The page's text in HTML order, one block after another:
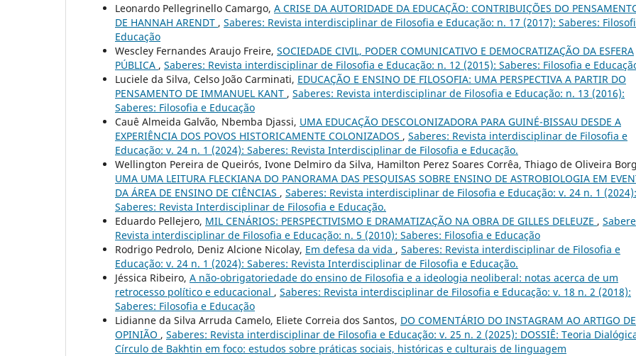
Leonardo Pellegrinello Camargo, A CRISE DA AUTORIDADE DA EDUCAÇÃO: CONTRIBUIÇÕES DO
DE HANNAH ARENDT , Saberes: Revista interdisciplinar de Filosofia e Educação: n. 17 (2017): Saberes:
Educação
Wescley Fernandes Araujo Freire, SOCIEDADE CIVIL, PODER COMUNICATIVO E DEMOCRATIZAÇÃO DA ESFERA
PÚBLICA , Saberes: Revista interdisciplinar de Filosofia e Educação: n. 12 (2015): Saberes: Filosofia e
Luciele da Silva, Celso João Carminati, EDUCAÇÃO E ENSINO DE FILOSOFIA: UMA PERSPECTIVA A PARTIR DO
PENSAMENTO DE IMMANUEL KANT , Saberes: Revista interdisciplinar de Filosofia e Educação: n. 13 (2016):
Saberes: Filosofia e Educação
Cauê Almeida Galvão, Nbemba Djassi, UMA EDUCAÇÃO DESCOLONIZADORA PARA GUINÉ-BISSAU DESDE A
EXPERIÊNCIA DOS POVOS HISTORICAMENTE COLONIZADOS , Saberes: Revista interdisciplinar de Filosofia e
Educação: v. 24 n. 1 (2024): Saberes: Revista Interdisciplinar de Filosofia e Educação.
Wellington Pereira de Queirós, Ivone Delmiro da Silva, Hamilton Perez Soares Corrêa, Thiago de Oliveira
UMA UMA LEITURA FLECKIANA DO PANORAMA DAS PESQUISAS SOBRE ENSINO DE ASTROBIOLOGIA EM
DA ÁREA DE ENSINO DE CIÊNCIAS , Saberes: Revista interdisciplinar de Filosofia e Educação: v. 24 n. 1 (2024):
Saberes: Revista Interdisciplinar de Filosofia e Educação.
Eduardo Pellejero, MIL CENÁRIOS: PERSPECTIVISMO E DRAMATIZAÇÃO NA OBRA DE GILLES DELEUZE ,
Revista interdisciplinar de Filosofia e Educação: n. 5 (2010): Saberes: Filosofia e Educação
Rodrigo Pedrolo, Deniz Alcione Nicolay, Em defesa da vida , Saberes: Revista interdisciplinar de Filosofia e
Educação: v. 24 n. 1 (2024): Saberes: Revista Interdisciplinar de Filosofia e Educação.
Jéssica Ribeiro, A não-obrigatoriedade do ensino de Filosofia e a ideologia neoliberal: notas acerca de um
retrocesso político e educacional , Saberes: Revista interdisciplinar de Filosofia e Educação: v. 18 n. 2 (2018):
Saberes: Filosofia e Educação
Lidianne da Silva Arruda Camelo, Eliete Correia dos Santos, DO COMENTÁRIO DO INSTAGRAM AO ARTIGO DE
OPINIÃO , Saberes: Revista interdisciplinar de Filosofia e Educação: v. 25 n. 2 (2025): DOSSIÊ: Teoria
Círculo de Bakhtin em foco: estudos sobre práticas sociais, históricas e culturais de linguagem